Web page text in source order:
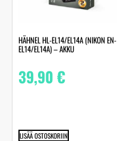
HÄHNEL HL-EL14/EL14A (NIKON EN-
EL14/EL14A) – AKKU
39,90€
LISÄÄ OSTOSKORIIN